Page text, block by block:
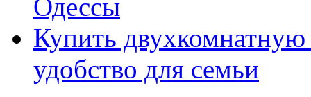
Одессы
Купить
удобство для семьи